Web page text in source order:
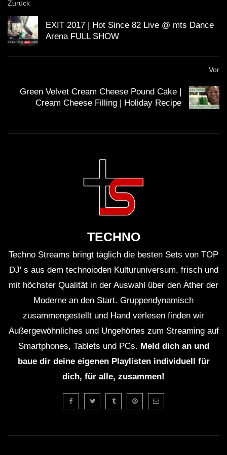
Zurück
EXIT 2017 | Hot Since 82 Live @ mts Dance
Arena FULL SHOW
Vor
Green Velvet Cream Cheese Pound Cake |
Cream Cheese Filling | Holiday Recipe
TECHNO
Techno Streams bringt täglich die besten Sets von TOP
DJ' s aus dem technoioden Kulturuniversum, frisch und
mit höchster Qualität in der Auswahl über den Äther der
Moderne an den Start. Gruppendynamisch
zusammengestellt und Hand verlesen finden wir
Außergewöhnliches und Ungehörtes zum Streaming auf
Smartphones, Tablets und PCs. Meld dich an und
baue dir deine eigenen Playlisten individuell für
dich, für alle, zusammen!